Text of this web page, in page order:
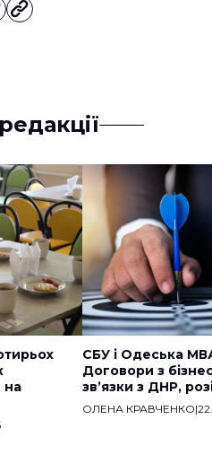
на
СБУ і Одеська
Договори з
звʼязки з ДНР,
ОЛЕНА КРАВЧЕНКО|